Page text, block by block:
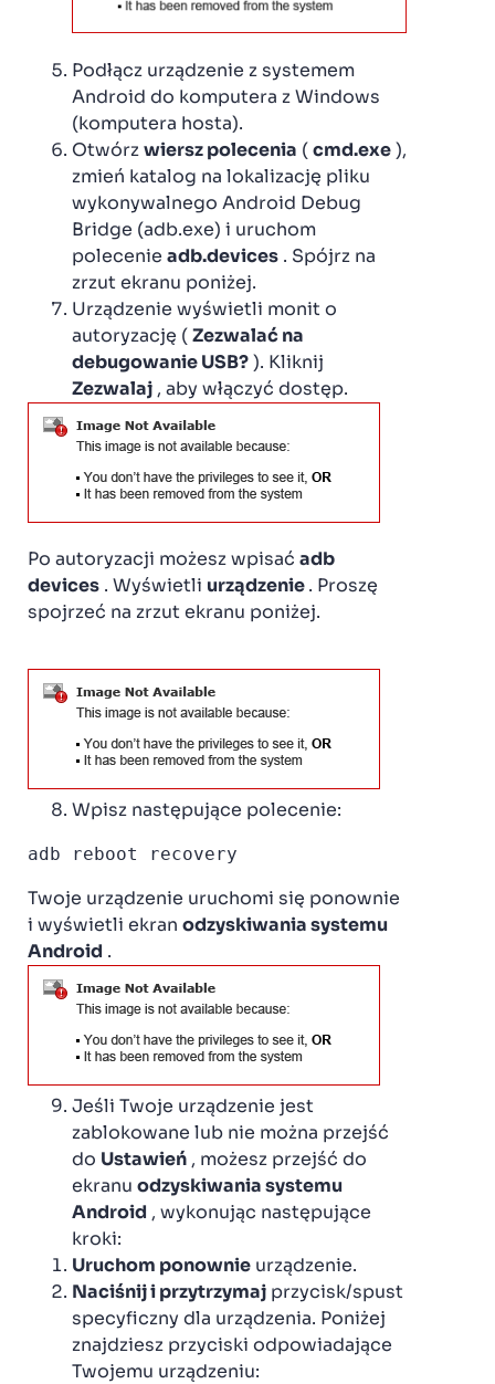
Podłącz urządzenie z systemem
Android do komputera z Windows
(komputera hosta).
Otwórzwiersz polecenia (cmd.exe),
zmień katalog na lokalizację pliku
wykonywalnego Android Debug
Bridge (adb.exe) i uruchom
polecenie adb.devices . Spójrz na
zrzut ekranu poniżej.
Urządzenie wyświetli monit o
autoryzację (Zezwalać na
debugowanie USB?). Kliknij
Zezwalaj , aby włączyć dostęp.
Po autoryzacji możesz wpisać adb
devices . Wyświetli urządzenie. Proszę
spojrzeć na zrzut ekranu poniżej.
Wpisz następujące polecenie:
adb reboot recovery
Twoje urządzenie uruchomi się ponownie
i wyświetli ekran odzyskiwania systemu
Android .
Jeśli Twoje urządzenie jest
zablokowane lub nie można przejść
do Ustawień , możesz przejść do
ekranu odzyskiwania systemu
Android , wykonując następujące
kroki:
Uruchom ponownie urządzenie.
Naciśnij i przytrzymaj przycisk/spust
specyficzny dla urządzenia. Poniżej
znajdziesz przyciski odpowiadające
Twojemu urządzeniu: